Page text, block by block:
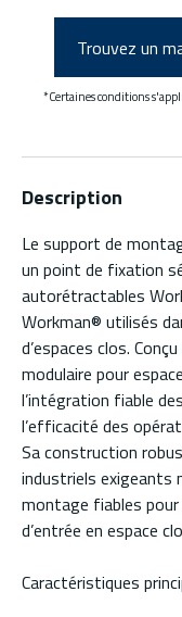
Trouvez un
*Certaines conditions
Description
Le support de
un point de fixation
autorétractables
Workman® utilisés
d’espaces clos.
modulaire pour
l’intégration fiable
l’efficacité des
Sa construction
industriels exigeants
montage fiables
d’entrée en espace
Caractéristiques